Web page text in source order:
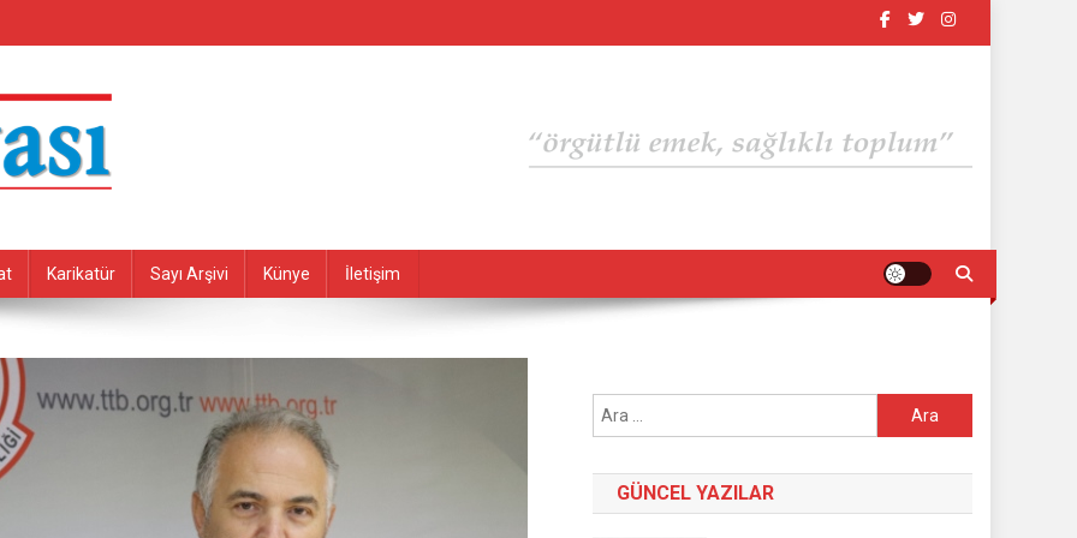
Karikatür Sayı Arşivi Künye İletişim
Arama:
GÜNCEL YAZILAR